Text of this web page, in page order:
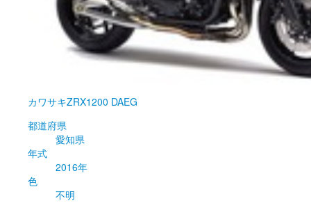
カワサキZRX1200 DAEG
都道府県
愛知県
年式
2016年
色
不明